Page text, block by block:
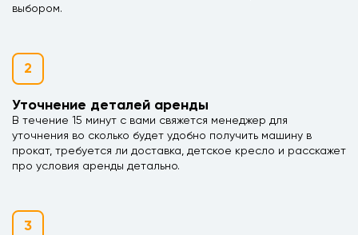
выбором.
2
Уточнение деталей аренды
В течение 15 минут с вами свяжется менеджер для
уточнения во сколько будет удобно получить машину в
прокат, требуется ли доставка, детское кресло и расскажет
про условия аренды детально.
3